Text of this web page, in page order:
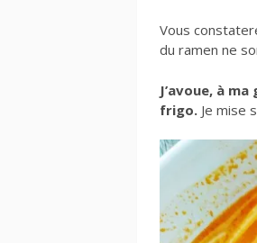
Vous
du ramen ne
J’avoue, à
frigo. Je mise